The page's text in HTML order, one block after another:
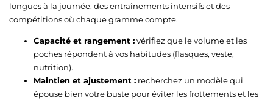
longues à la journée, des entraînements intensifs et des
compétitions où chaque gramme compte.
Capacité et rangement :vérifiez que le volume et les
poches répondent à vos habitudes (flasques, veste,
nutrition).
Maintien et ajustement : recherchez un modèle qui
épouse bien votre buste pour éviter les frottements et les